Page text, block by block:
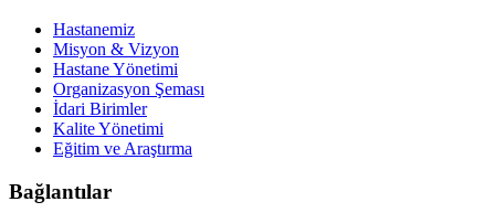
Hastanemiz
Misyon & Vizyon
Hastane Yönetimi
Organizasyon Şeması
İdari Birimler
Kalite Yönetimi
Eğitim ve Araştırma
Bağlantılar